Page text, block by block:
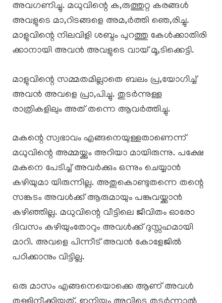
അവഗണിച്ചു. മധുവിന്റെ ക,രുത്തുറ്റ കരങ്ങൾ
അവളുടെ മാ,റിടങ്ങളെ അമ,ർത്തി ഞെ,രിച്ചു.
മാളുവിന്റെ നിലവിളി ശബ്ദം പുറത്തു കേൾക്കാതിരി
ക്കാനായി അവൻ അവളുടെ വായ് മൂ,ടിക്കെട്ടി.
മാളുവിന്റെ സമ്മതമില്ലാതെ ബലം പ്ര,യോഗിച്ച്
അവൻ അവളെ പ്രാ,പിച്ചു. തുടർന്നുള്ള
രാത്രികളിലും അത് തന്നെ ആവർത്തിച്ചു.
മകന്റെ സ്വഭാവം എങ്ങനെയുള്ളതാണെന്ന്
മധുവിന്റെ അമ്മയ്ക്കും അറിയാ മായിരുന്നു. പക്ഷേ
മകനെ പേടിച്ച് അവർക്കും ഒന്നും ചെയ്യാൻ
കഴിയുമാ യിരുന്നില്ല. അതുകൊണ്ടുതന്നെ തന്റെ
സങ്കടം അവൾക്ക് ആരുമായും പങ്കുവയ്ക്കാൻ
കഴിഞ്ഞില്ല. മധുവിന്റെ വീട്ടിലെ ജീവിതം ഓരോ
ദിവസം കഴിയുംതോറും അവൾക്ക് ദുസ്സഹമായി
മാറി. അവളെ പിന്നീട് അവൻ കോളേജിൽ
പഠിക്കാനും വിട്ടില്ല.
ഒരു മാസം എങ്ങനെയൊക്കെ ആണ് അവൾ